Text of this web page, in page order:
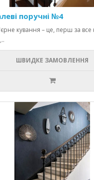
поручні №4
кування – це, перш за все
ШВИДКЕ ЗАМОВЛЕННЯ